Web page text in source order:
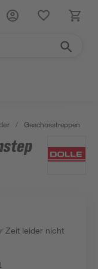
/ Geschosstreppen
Zeit leider nicht